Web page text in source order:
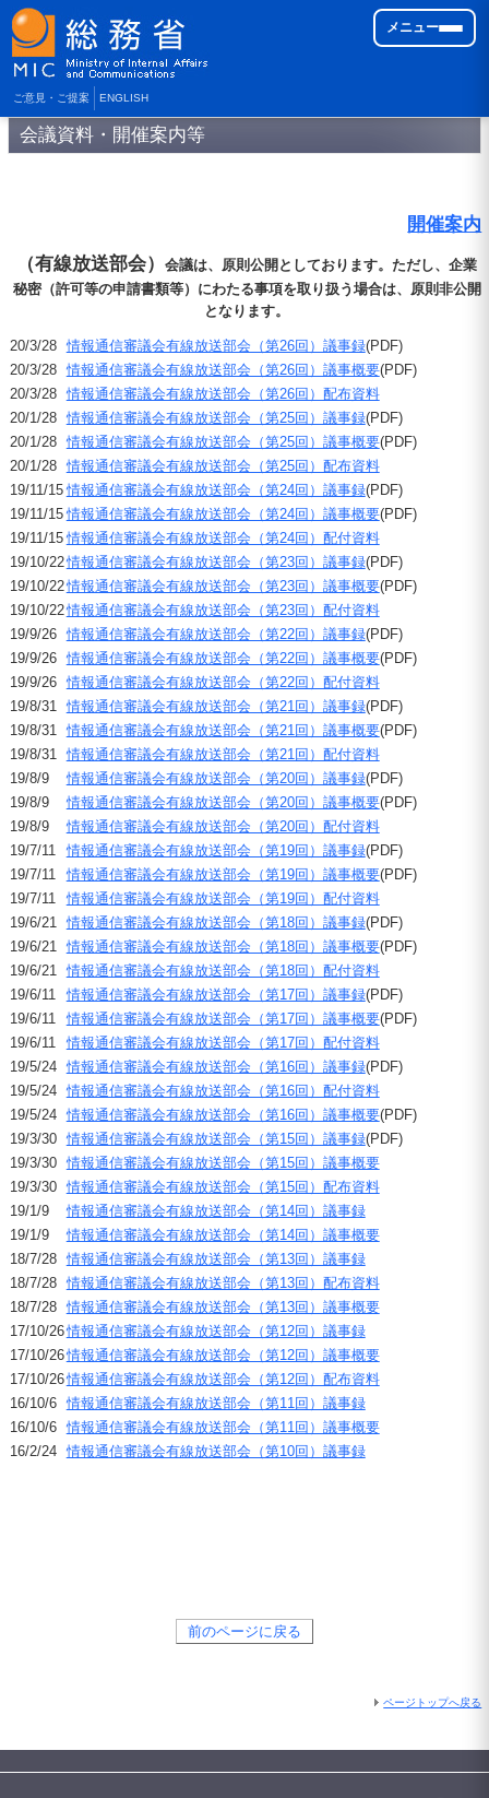
ご意見・ご提案 ENGLISH
メニュー
会議資料・開催案内等
開催案内
（有線放送部会）会議は、原則公開としております。ただし、企業
秘密（許可等の申請書類等）にわたる事項を取り扱う場合は、原則非公開
となります。
20/3/28 情報通信審議会有線放送部会（第26回）議事録(PDF)
20/3/28 情報通信審議会有線放送部会（第26回）議事概要(PDF)
20/3/28 情報通信審議会有線放送部会（第26回）配布資料
20/1/28 情報通信審議会有線放送部会（第25回）議事録(PDF)
20/1/28 情報通信審議会有線放送部会（第25回）議事概要(PDF)
20/1/28 情報通信審議会有線放送部会（第25回）配布資料
19/11/15 情報通信審議会有線放送部会（第24回）議事録(PDF)
19/11/15 情報通信審議会有線放送部会（第24回）議事概要(PDF)
19/11/15 情報通信審議会有線放送部会（第24回）配付資料
19/10/22情報通信審議会有線放送部会（第23回）議事録(PDF)
19/10/22情報通信審議会有線放送部会（第23回）議事概要(PDF)
19/10/22情報通信審議会有線放送部会（第23回）配付資料
19/9/26 情報通信審議会有線放送部会（第22回）議事録(PDF)
19/9/26 情報通信審議会有線放送部会（第22回）議事概要(PDF)
19/9/26 情報通信審議会有線放送部会（第22回）配付資料
19/8/31 情報通信審議会有線放送部会（第21回）議事録(PDF)
19/8/31 情報通信審議会有線放送部会（第21回）議事概要(PDF)
19/8/31 情報通信審議会有線放送部会（第21回）配付資料
19/8/9
情報通信審議会有線放送部会（第20回）議事録(PDF)
19/8/9
情報通信審議会有線放送部会（第20回）議事概要(PDF)
19/8/9
情報通信審議会有線放送部会（第20回）配付資料
19/7/11
情報通信審議会有線放送部会（第19回）議事録(PDF)
19/7/11
情報通信審議会有線放送部会（第19回）議事概要(PDF)
19/7/11
情報通信審議会有線放送部会（第19回）配付資料
19/6/21 情報通信審議会有線放送部会（第18回）議事録(PDF)
19/6/21 情報通信審議会有線放送部会（第18回）議事概要(PDF)
19/6/21 情報通信審議会有線放送部会（第18回）配付資料
19/6/11
情報通信審議会有線放送部会（第17回）議事録(PDF)
19/6/11
情報通信審議会有線放送部会（第17回）議事概要(PDF)
19/6/11
情報通信審議会有線放送部会（第17回）配付資料
19/5/24 情報通信審議会有線放送部会（第16回）議事録(PDF)
19/5/24 情報通信審議会有線放送部会（第16回）配付資料
19/5/24 情報通信審議会有線放送部会（第16回）議事概要(PDF)
19/3/30 情報通信審議会有線放送部会（第15回）議事録(PDF)
19/3/30 情報通信審議会有線放送部会（第15回）議事概要
19/3/30 情報通信審議会有線放送部会（第15回）配布資料
19/1/9
情報通信審議会有線放送部会（第14回）議事録
19/1/9
情報通信審議会有線放送部会（第14回）議事概要
18/7/28 情報通信審議会有線放送部会（第13回）議事録
18/7/28 情報通信審議会有線放送部会（第13回）配布資料
18/7/28 情報通信審議会有線放送部会（第13回）議事概要
17/10/26情報通信審議会有線放送部会（第12回）議事録
17/10/26情報通信審議会有線放送部会（第12回）議事概要
17/10/26情報通信審議会有線放送部会（第12回）配布資料
16/10/6 情報通信審議会有線放送部会（第11回）議事録
16/10/6 情報通信審議会有線放送部会（第11回）議事概要
16/2/24 情報通信審議会有線放送部会（第10回）議事録
前のページに戻る
ページトップへ戻る